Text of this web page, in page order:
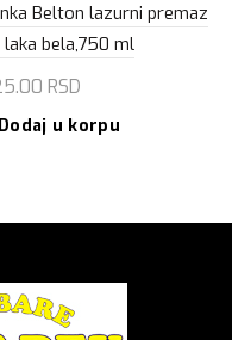
Belton lazurni premaz
laka bela,750 ml
RSD
Dodaj u korpu